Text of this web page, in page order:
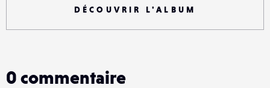
DÉCOUVRIR L'ALBUM
0 commentaire